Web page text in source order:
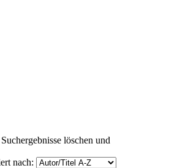
löschen und
nach: